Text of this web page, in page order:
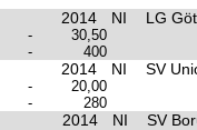
2014 NI LG
-
30,50
- 400
2014 NI SV
-
20,00
- 280
2014 NI SV